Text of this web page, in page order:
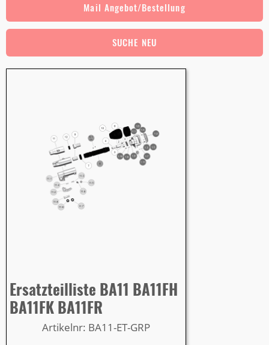
Mail Angebot/Bestellung
SUCHE NEU
Ersatzteilliste BA11 BA11FH
BA11FK BA11FR
Artikelnr: BA11-ET-GRP